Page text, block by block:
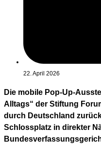
22. April 2026
Die mobile Pop-Up-
Alltags“ der Stiftung
durch Deutschland
Schlossplatz in direkter